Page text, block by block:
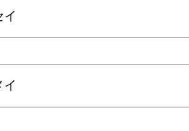
イ
イ